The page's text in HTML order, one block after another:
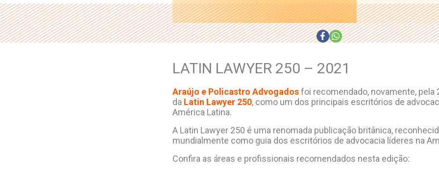
LATIN LAWYER 250 – 2021
Araújo e Policastro Advogadosfoi recomendado, novamente, pela
da Latin Lawyer 250, como um dos principais escritórios de
América Latina.
A Latin Lawyer 250 é uma renomada publicação britânica,
mundialmente como guia dos escritórios de advocacia líderes na
Confira as áreas e profissionais recomendados nesta edição: